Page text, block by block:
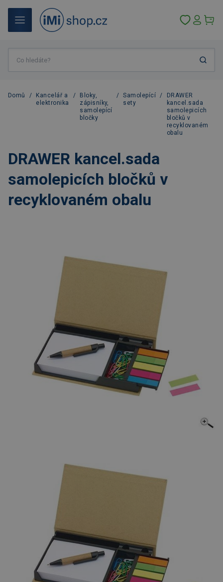
Domů /
Kancelář a
elektronika
/
Bloky,
zápisníky,
samolepící
bločky
/
Samolepící
sety
/
DRAWER
kancel.sada
samolepicích
bločků v
recyklovaném
obalu
DRAWER kancel.sada
samolepicích bločků v
recyklovaném obalu